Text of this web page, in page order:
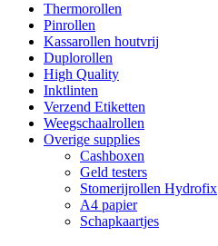
Thermorollen
Pinrollen
Kassarollen houtvrij
Duplorollen
High Quality
Inktlinten
Verzend Etiketten
Weegschaalrollen
Overige supplies
Cashboxen
Geld testers
Stomerijrollen Hydrofix
A4 papier
Schapkaartjes